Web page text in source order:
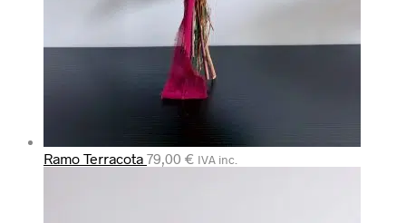
Ramo Terracota 79,00 € IVA inc.